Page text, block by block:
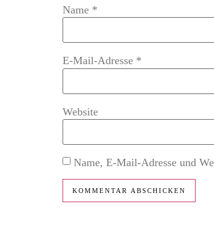
Name *
E-Mail-Adresse *
Website
Name, E-Mail-Adresse und